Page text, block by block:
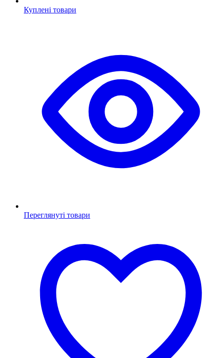
Куплені товари
Переглянуті товари